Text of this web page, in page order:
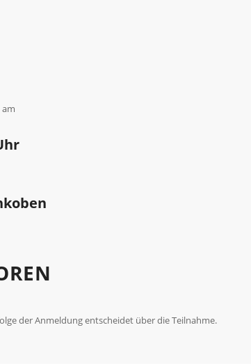
der Anmeldung entscheidet über die Teilnahme.